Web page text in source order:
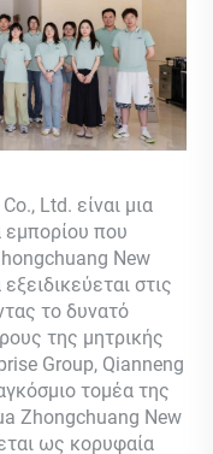
Ltd. είναι μια
εμπορίου που
New
στις
το δυνατό
της μητρικής
Group, Qianneng
τομέα της
Zhongchuang New
ως κορυφαία